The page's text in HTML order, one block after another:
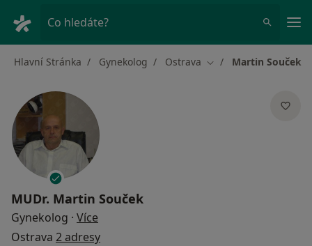
Co hledáte?
Hlavní Stránka Gynekolog Ostrava Změna města
Martin Souček
MUDr. Martin Souček
Gynekolog · Více
Ostrava 2 adresy